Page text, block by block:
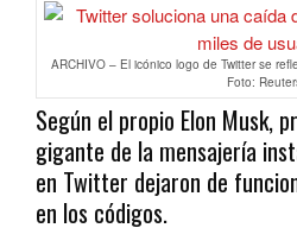
ARCHIVO – El icónico logo de Twitter se
Foto:
Según el propio Elon Musk,
gigante de la mensajería
en Twitter dejaron de
en los códigos.